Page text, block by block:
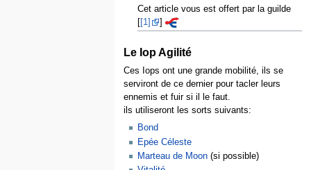
Cet article vous est offert par la guilde
[[1] ]
Le Iop Agilité
Ces Iops ont une grande mobilité, ils se
serviront de ce dernier pour tacler leurs
ennemis et fuir si il le faut.
ils utiliseront les sorts suivants:
Bond
Epée Céleste
Marteau de Moon (si possible)